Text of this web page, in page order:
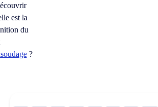
est la
du
?